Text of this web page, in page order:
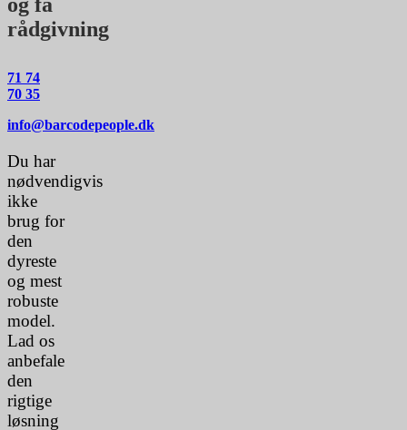
rådgivning
71 74
70 35
info@barcodepeople.dk
Du har
nødvendigvis
ikke
brug for
den
dyreste
og mest
robuste
model.
Lad os
anbefale
den
rigtige
løsning